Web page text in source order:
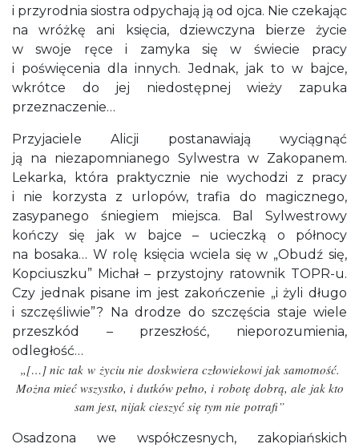
i przyrodnia siostra odpychają ją od ojca. Nie czekając
na wróżkę ani księcia, dziewczyna bierze życie
w swoje ręce i zamyka się w świecie pracy
i poświęcenia dla innych. Jednak, jak to w bajce,
wkrótce do jej niedostępnej wieży zapuka
przeznaczenie…
Przyjaciele Alicji postanawiają wyciągnąć
ją na niezapomnianego Sylwestra w Zakopanem.
Lekarka, która praktycznie nie wychodzi z pracy
i nie korzysta z urlopów, trafia do magicznego,
zasypanego śniegiem miejsca. Bal Sylwestrowy
kończy się jak w bajce – ucieczką o północy
na bosaka… W rolę księcia wciela się w „Obudź się,
Kopciuszku” Michał – przystojny ratownik TOPR-u.
Czy jednak pisane im jest zakończenie „i żyli długo
i szczęśliwie”? Na drodze do szczęścia staje wiele
przeszkód – przeszłość, nieporozumienia,
odległość…
„[…] nic tak w życiu nie doskwiera człowiekowi jak samotność.
Można mieć wszystko, i dutków pełno, i robotę dobrą, ale jak kto
sam jest, nijak cieszyć się tym nie potrafi”
Osadzona we współczesnych, zakopiańskich